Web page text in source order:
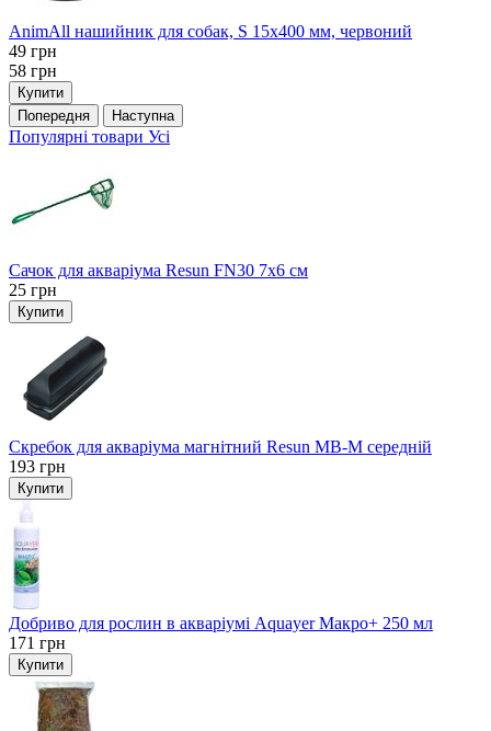
AnimAll нашийник для собак, S 15х400 мм, червоний
49 грн
58 грн
Купити
Попередня
Наступна
Популярні товари Усі
Сачок для акваріума Resun FN30 7х6 см
25 грн
Купити
Скребок для акваріума магнітний Resun MB-M середній
193 грн
Купити
Добриво для рослин в акваріумі Aquayer Макро+ 250 мл
171 грн
Купити